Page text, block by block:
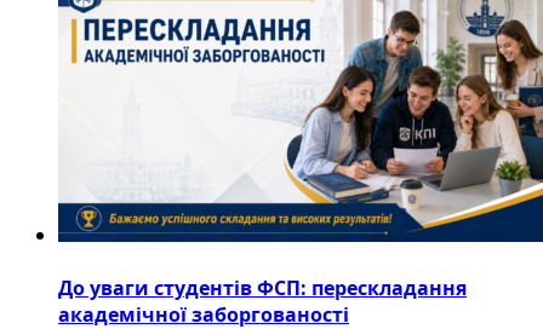
До уваги студентів ФСП: перескладання
академічної заборгованості